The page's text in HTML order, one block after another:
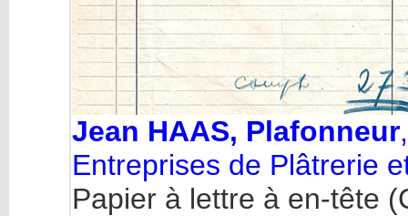
Jean HAAS, Plafonneur
Entreprises de Plâtrerie
Papier à lettre à en-tête